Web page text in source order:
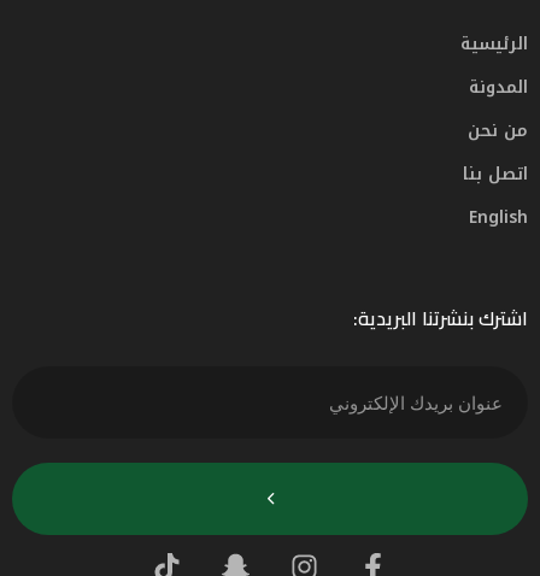
الرئيسية
المدونة
من نحن
اتصل بنا
English
اشترك بنشرتنا البريدية: